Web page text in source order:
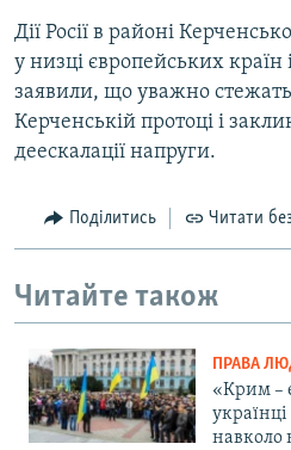
Дії Росії в районі
у низці європейських
заявили, що уважно
Керченській протоці і
деескалації напруги.
Поділитись Читати
Читайте також
ПРАВА
«Крим –
навколо